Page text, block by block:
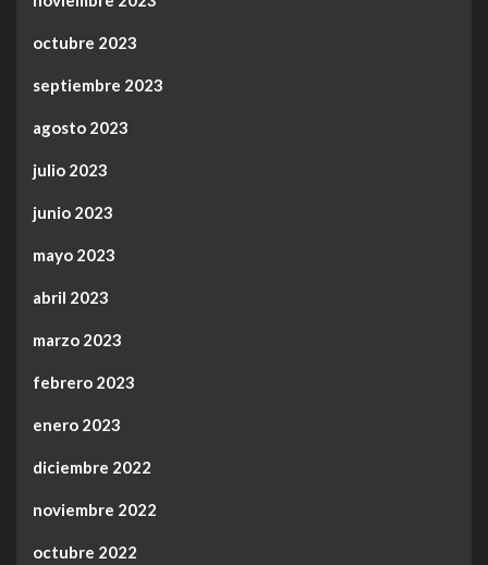
octubre 2023
septiembre 2023
agosto 2023
julio 2023
junio 2023
mayo 2023
abril 2023
marzo 2023
febrero 2023
enero 2023
diciembre 2022
noviembre 2022
octubre 2022